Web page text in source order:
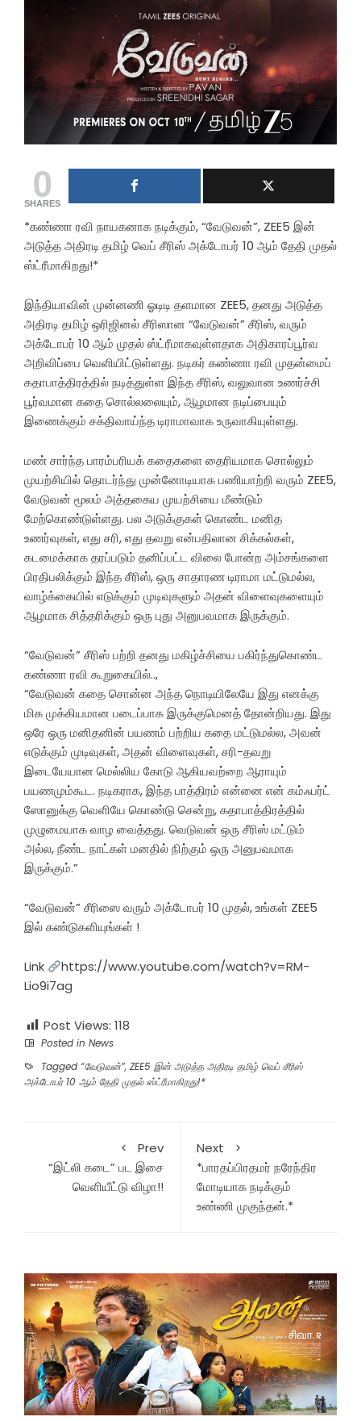
0
SHARES
*கண்ணா ரவி நாயகனாக நடிக்கும், “வேடுவன்”, ZEE5 இன்
அடுத்த அதிரடி தமிழ் வெப் சீரிஸ் அக்டோபர் 10 ஆம் தேதி முதல்
ஸ்ட்ரீமாகிறது!*
இந்தியாவின் முன்னணி ஓடிடி தளமான ZEE5, தனது அடுத்த
அதிரடி தமிழ் ஒரிஜினல் சீரிஸான “வேடுவன்” சீரிஸ், வரும்
அக்டோபர் 10 ஆம் முதல் ஸ்ட்ரீமாகவுள்ளதாக அதிகாரப்பூர்வ
அறிவிப்பை வெளியிட்டுள்ளது. நடிகர் கண்ணா ரவி முதன்மைப்
கதாபாத்திரத்தில் நடித்துள்ள இந்த சீரிஸ், வலுவான உணர்ச்சி
பூர்வமான கதை சொல்லலையும், ஆழமான நடிப்பையும்
இணைக்கும் சக்திவாய்ந்த டிராமாவாக உருவாகியுள்ளது.
மண் சார்ந்த பாரம்பரியக் கதைகளை தைரியமாக சொல்லும்
முயற்சியில் தொடர்ந்து முன்னோடியாக பணியாற்றி வரும் ZEE5,
வேடுவன் மூலம் அத்தகைய முயற்சியை மீண்டும்
மேற்கொண்டுள்ளது. பல அடுக்குகள் கொண்ட மனித
உணர்வுகள், எது சரி, எது தவறு என்பதிலான சிக்கல்கள்,
கடமைக்காக தரப்படும் தனிப்பட்ட விலை போன்ற அம்சங்களை
பிரதிபலிக்கும் இந்த சீரிஸ், ஒரு சாதாரண டிராமா மட்டுமல்ல,
வாழ்க்கையில் எடுக்கும் முடிவுகளும் அதன் விளைவுகளையும்
ஆழமாக சித்தரிக்கும் ஒரு புது அனுபவமாக இருக்கும்.
“வேடுவன்” சீரிஸ் பற்றி தனது மகிழ்ச்சியை பகிர்ந்துகொண்ட
கண்ணா ரவி கூறுகையில்..,
“வேடுவன் கதை சொன்ன அந்த நொடியிலேயே இது எனக்கு
மிக முக்கியமான படைப்பாக இருக்குமெனத் தோன்றியது. இது
ஒரே ஒரு மனிதனின் பயணம் பற்றிய கதை மட்டுமல்ல, அவன்
எடுக்கும் முடிவுகள், அதன் விளைவுகள், சரி-தவறு
இடையேயான மெல்லிய கோடு ஆகியவற்றை ஆராயும்
பயணமும்கூட. நடிகராக, இந்த பாத்திரம் என்னை என் கம்ஃபர்ட்
ஸோனுக்கு வெளியே கொண்டு சென்று, கதாபாத்திரத்தில்
முழுமையாக வாழ வைத்தது. வெடுவன் ஒரு சீரிஸ் மட்டும்
அல்ல, நீண்ட நாட்கள் மனதில் நிற்கும் ஒரு அனுபவமாக
இருக்கும்.”
“வேடுவன்” சீரிஸை வரும் அக்டோபர் 10 முதல், உங்கள் ZEE5
இல் கண்டுகளியுங்கள் !
Link
https://www.youtube.com/watch?v=RM-
Lio9i7ag
Post Views: 118
Posted in News
Tagged “வேடுவன்”, ZEE5 இன் அடுத்த அதிரடி தமிழ் வெப் சீரிஸ்
அக்டோபர் 10 ஆம் தேதி முதல் ஸ்ட்ரீமாகிறது!*
Prev
“இட்லி கடை” பட இசை
வெளியீட்டு விழா!!
Next
*பாரதப்பிரதமர் நரேந்திர
மோடியாக நடிக்கும்
உண்ணி முகுந்தன்.*